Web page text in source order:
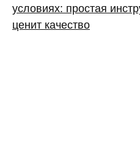
условиях: простая
ценит качество